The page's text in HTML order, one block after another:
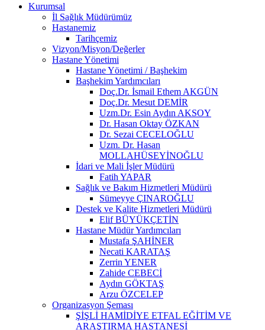
Kurumsal
İl Sağlık Müdürümüz
Hastanemiz
Tarihçemiz
Vizyon/Misyon/Değerler
Hastane Yönetimi
Hastane Yönetimi / Başhekim
Başhekim Yardımcıları
Doç.Dr. İsmail Ethem AKGÜN
Doç.Dr. Mesut DEMİR
Uzm.Dr. Esin Aydın AKSOY
Dr. Hasan Oktay ÖZKAN
Dr. Sezai CECELOĞLU
Uzm. Dr. Hasan
MOLLAHÜSEYİNOĞLU
İdari ve Mali İşler Müdürü
Fatih YAPAR
Sağlık ve Bakım Hizmetleri Müdürü
Sümeyye ÇINAROĞLU
Destek ve Kalite Hizmetleri Müdürü
Elif BÜYÜKÇETİN
Hastane Müdür Yardımcıları
Mustafa ŞAHİNER
Necati KARATAŞ
Zerrin YENER
Zahide CEBECİ
Aydın GÖKTAŞ
Arzu ÖZCELEP
Organizasyon Şeması
ŞİŞLİ HAMİDİYE ETFAL EĞİTİM VE
ARAŞTIRMA HASTANESİ